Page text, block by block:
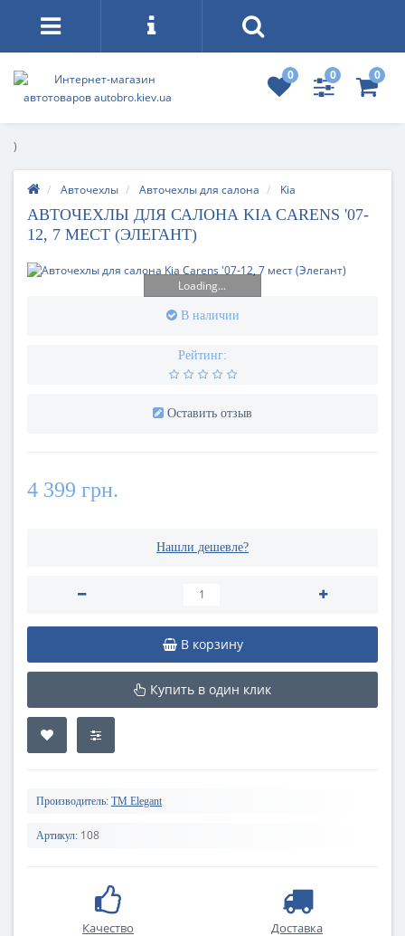
0 0 0
)
Авточехлы Авточехлы для салона Kia
АВТОЧЕХЛЫ ДЛЯ САЛОНА KIA CARENS '07-
12, 7 МЕСТ (ЭЛЕГАНТ)
Loading...
В наличии
Рейтинг:
Оставить отзыв
4 399 грн.
Нашли дешевле?
В корзину
Купить в один клик
Производитель: TM Elegant
Артикул: 108
Качество Доставка